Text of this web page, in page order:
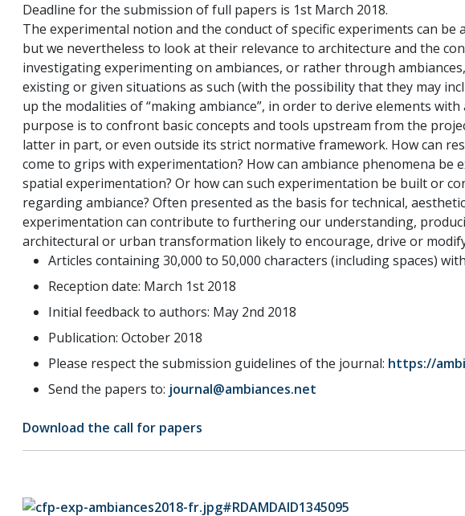
Deadline for the submission of full papers is 1st March 2018.
The experimental notion and the conduct of specific experiments can
but we nevertheless to look at their relevance to architecture and the
investigating experimenting on ambiances, or rather through
existing or given situations as such (with the possibility that they may
up the modalities of “making ambiance”, in order to derive elements
purpose is to confront basic concepts and tools upstream from the
latter in part, or even outside its strict normative framework. How can
come to grips with experimentation? How can ambiance phenomena
spatial experimentation? Or how can such experimentation be built or
regarding ambiance? Often presented as the basis for technical,
experimentation can contribute to furthering our understanding,
architectural or urban transformation likely to encourage, drive or
Articles containing 30,000 to 50,000 characters (including spaces)
Reception date: March 1st 2018
Initial feedback to authors: May 2nd 2018
Publication: October 2018
Please respect the submission guidelines of the journal: https://
Send the papers to: journal@ambiances.net
Download the call for papers